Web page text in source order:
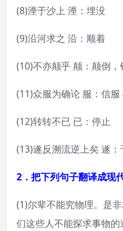
(8)湮于沙上 湮：埋没
(9)沿河求之 沿：顺着
(10)不亦颠乎 颠：颠倒，
(11)众服为确论 服：信服
(12)转转不已 已：停止
(13)遂反溯流逆上矣 遂
2．把下列句子翻译成现
(1)尔辈不能究物理。是
们这些人不能探求事物